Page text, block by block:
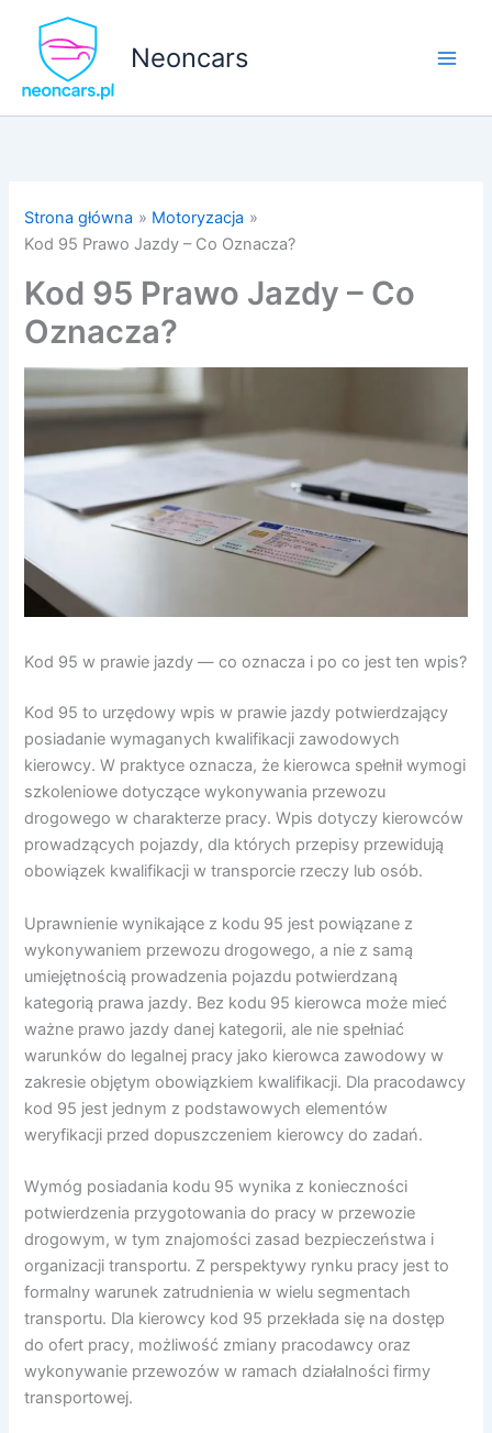
Neoncars
Strona główna
Motoryzacja
Kod 95 Prawo Jazdy – Co Oznacza?
Kod 95 Prawo Jazdy – Co
Oznacza?
Kod 95 w prawie jazdy — co oznacza i po co jest ten wpis?
Kod 95 to urzędowy wpis w prawie jazdy potwierdzający
posiadanie wymaganych kwalifikacji zawodowych
kierowcy. W praktyce oznacza, że kierowca spełnił wymogi
szkoleniowe dotyczące wykonywania przewozu
drogowego w charakterze pracy. Wpis dotyczy kierowców
prowadzących pojazdy, dla których przepisy przewidują
obowiązek kwalifikacji w transporcie rzeczy lub osób.
Uprawnienie wynikające z kodu 95 jest powiązane z
wykonywaniem przewozu drogowego, a nie z samą
umiejętnością prowadzenia pojazdu potwierdzaną
kategorią prawa jazdy. Bez kodu 95 kierowca może mieć
ważne prawo jazdy danej kategorii, ale nie spełniać
warunków do legalnej pracy jako kierowca zawodowy w
zakresie objętym obowiązkiem kwalifikacji. Dla pracodawcy
kod 95 jest jednym z podstawowych elementów
weryfikacji przed dopuszczeniem kierowcy do zadań.
Wymóg posiadania kodu 95 wynika z konieczności
potwierdzenia przygotowania do pracy w przewozie
drogowym, w tym znajomości zasad bezpieczeństwa i
organizacji transportu. Z perspektywy rynku pracy jest to
formalny warunek zatrudnienia w wielu segmentach
transportu. Dla kierowcy kod 95 przekłada się na dostęp
do ofert pracy, możliwość zmiany pracodawcy oraz
wykonywanie przewozów w ramach działalności firmy
transportowej.